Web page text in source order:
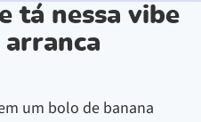
tá nessa vibe
arranca
um bolo de banana